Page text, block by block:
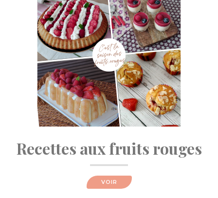
Recettes aux fruits rouges
VOIR